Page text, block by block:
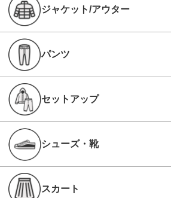
ジャケット/アウター
パンツ
セットアップ
シューズ・靴
スカート